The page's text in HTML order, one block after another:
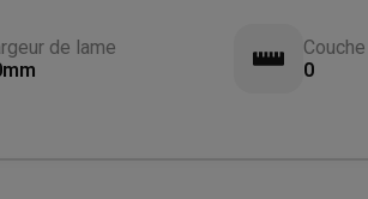
de lame
Couche
0